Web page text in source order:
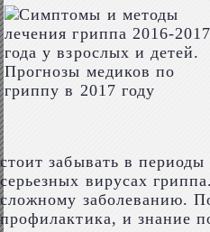
стоит забывать в
серьезных вирусах
сложному заболеванию.
профилактика, и знание